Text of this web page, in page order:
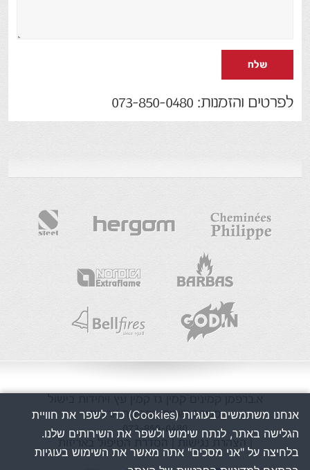
שלח
לפרטים והזמנות: 073-850-0480
מכירה ושרות בפריסה ארצית
073-850-0480
| הצהרת נגישות
אנחנו משתמשים בעוגיות (Cookies) כדי לשפר את חוויית
הגלישה באתר, לנתח שימוש ולשפר את השירותים שלנו.
בלחיצה על "אני מסכים" אתה מאשר את השימוש בעוגיות